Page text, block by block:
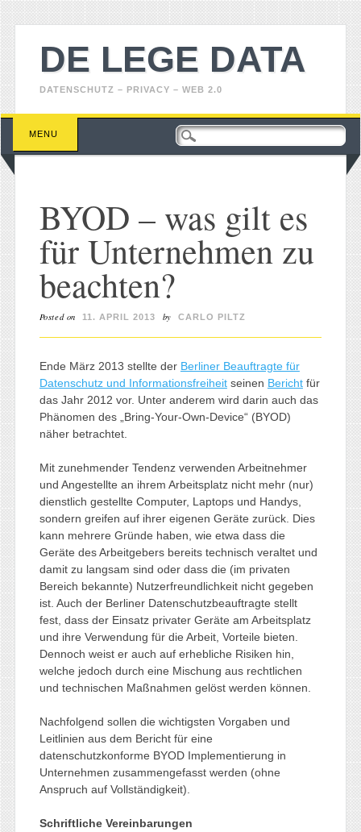
DE LEGE DATA
DATENSCHUTZ – PRIVACY – WEB 2.0
Main menu
Skip
content
MENU
BYOD – was gilt es
für Unternehmen zu
beachten?
Posted on 11. APRIL 2013 by CARLO PILTZ
Ende März 2013 stellte der Berliner Beauftragte für
Datenschutz und Informationsfreiheitseinen Berichtfür
das Jahr 2012 vor. Unter anderem wird darin auch das
Phänomen des „Bring-Your-Own-Device“ (BYOD)
näher betrachtet.
Mit zunehmender Tendenz verwenden Arbeitnehmer
und Angestellte an ihrem Arbeitsplatz nicht mehr (nur)
dienstlich gestellte Computer, Laptops und Handys,
sondern greifen auf ihrer eigenen Geräte zurück. Dies
kann mehrere Gründe haben, wie etwa dass die
Geräte des Arbeitgebers bereits technisch veraltet und
damit zu langsam sind oder dass die (im privaten
Bereich bekannte) Nutzerfreundlichkeit nicht gegeben
ist. Auch der Berliner Datenschutzbeauftragte stellt
fest, dass der Einsatz privater Geräte am Arbeitsplatz
und ihre Verwendung für die Arbeit, Vorteile bieten.
Dennoch weist er auch auf erhebliche Risiken hin,
welche jedoch durch eine Mischung aus rechtlichen
und technischen Maßnahmen gelöst werden können.
Nachfolgend sollen die wichtigsten Vorgaben und
Leitlinien aus dem Bericht für eine
datenschutzkonforme BYOD Implementierung in
Unternehmen zusammengefasst werden (ohne
Anspruch auf Vollständigkeit).
Schriftliche Vereinbarungen